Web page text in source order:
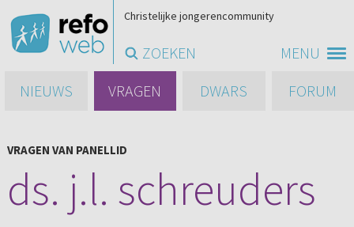
MENU
Christelijke jongerencommunity
ZOEKEN
NIEUWS
VRAGEN DWARS FORUM
VRAGEN VAN PANELLID
ds. j.l. schreuders